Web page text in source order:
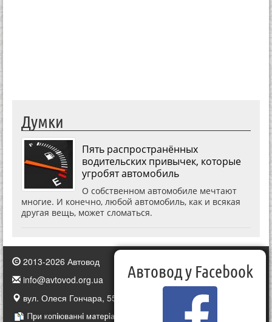
Думки
Пять распространённых
водительских привычек, которые
угробят автомобиль
О собственном автомобиле мечтают
многие. И конечно, любой автомобиль, как и всякая
другая вещь, может сломаться.
2013-2026 Автовод
info@avtovod.org.ua
вул. Олеся Гончара, 55, Київ, Україна
Автовод у Facebook